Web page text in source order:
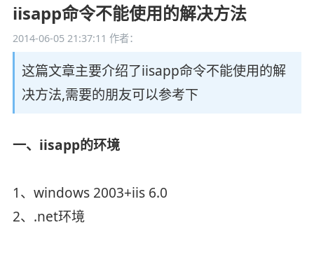
iisapp命令不能使用的解决方法
2014-06-05 21:37:11 作者：
这篇文章主要介绍了iisapp命令不能使用的解
决方法,需要的朋友可以参考下
一、iisapp的环境
1、windows 2003+iis 6.0
2、.net环境